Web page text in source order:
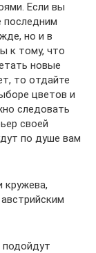
Если вы
последним
но и в
к тому, что
новые
то отдайте
цветов и
следовать
своей
по душе вам
подойдут